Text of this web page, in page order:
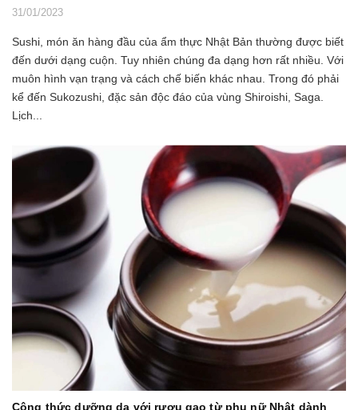
31/01/2023
Sushi, món ăn hàng đầu của ẩm thực Nhật Bản thường được biết
đến dưới dạng cuộn. Tuy nhiên chúng đa dạng hơn rất nhiều. Với
muôn hình vạn trạng và cách chế biến khác nhau. Trong đó phải
kể đến Sukozushi, đặc sản độc đáo của vùng Shiroishi, Saga.
Lịch...
Công thức dưỡng da với rượu gạo từ phụ nữ Nhật dành